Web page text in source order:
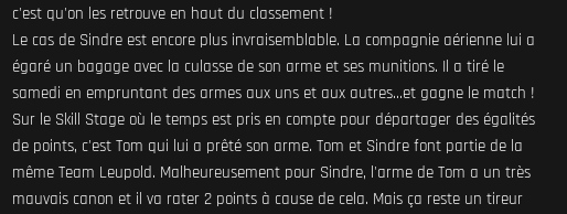
c'est qu'on les retrouve en haut du classement !
Le cas de Sindre est encore plus invraisemblable. La compagnie aérienne lui a
égaré un bagage avec la culasse de son arme et ses munitions. Il a tiré le
samedi en empruntant des armes aux uns et aux autres...et gagne le match !
Sur le Skill Stage où le temps est pris en compte pour départager des égalités
de points, c'est Tom qui lui a prêté son arme. Tom et Sindre font partie de la
même Team Leupold. Malheureusement pour Sindre, l'arme de Tom a un très
mauvais canon et il va rater 2 points à cause de cela. Mais ça reste un tireur